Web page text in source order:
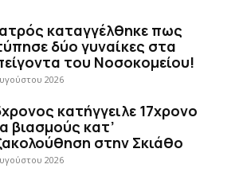
καταγγέλθηκε πως
δύο γυναίκες στα
του Νοσοκομείου!
2026
κατήγγειλε 17χρονο
βιασμούς κατ’
στην Σκιάθο
2026